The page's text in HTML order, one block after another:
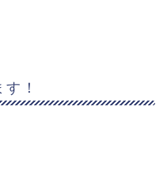
！